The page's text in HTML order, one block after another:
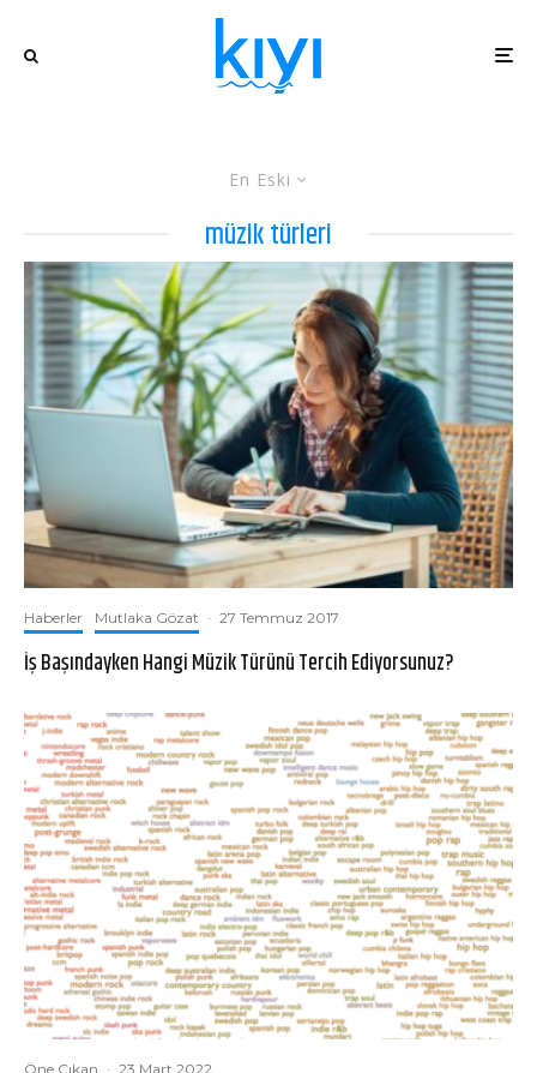
En Eski
müzik türleri
Haberler Mutlaka Gözat · 27 Temmuz 2017
İş Başındayken Hangi Müzik Türünü Tercih Ediyorsunuz?
Öne Çıkan · 23 Mart 2022